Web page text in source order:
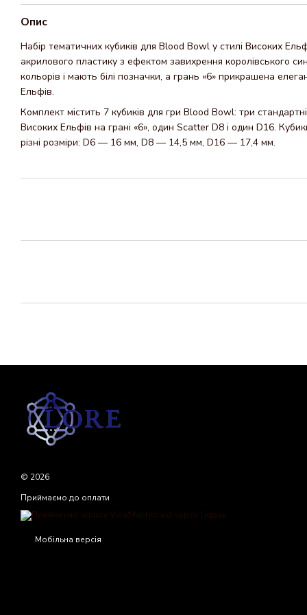
Опис
Набір тематичних кубиків для Blood Bowl у стилі Високих
акрилового пластику з ефектом завихрення королівського
кольорів і мають білі позначки, а грань «6» прикрашена
Ельфів.
Комплект містить 7 кубиків для гри Blood Bowl: три
Високих Ельфів на грані «6», один Scatter D8 і один D16.
різні розміри: D6 — 16 мм, D8 — 14,5 мм, D16 — 17,4 мм.
© 2026
Приймаємо до оплати
Мобільна версія